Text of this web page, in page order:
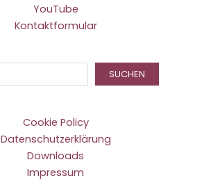
YouTube
Kontaktformular
SUCHEN
Cookie Policy
Datenschutzerklärung
Downloads
Impressum